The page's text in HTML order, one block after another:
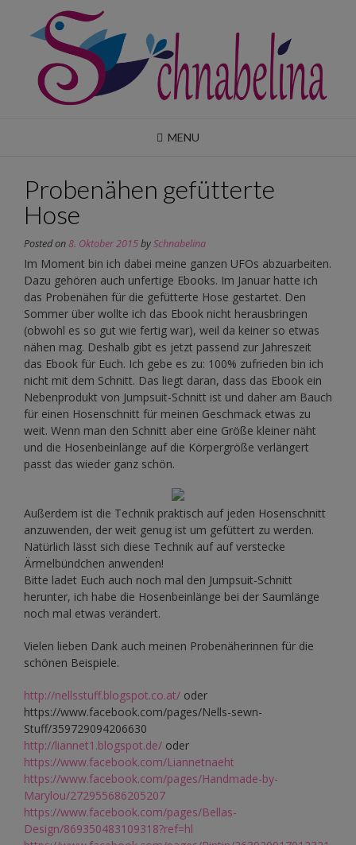
content
MENU
Probenähen gefütterte
Hose
Posted on8. Oktober 2015bySchnabelina
Im Moment bin ich dabei meine ganzen UFOs abzuarbeiten.
Dazu gehören auch unfertige Ebooks. Im Januar hatte ich
das Probenähen für die gefütterte Hose gestartet. Den
Sommer über wollte ich das Ebook nicht herausbringen
(obwohl es so gut wie fertig war), weil da keiner so etwas
nähen mag. Deshalb gibt es jetzt passend zur Jahreszeit
das Ebook für Euch. Ich gebe es zu: 100% zufrieden bin ich
nicht mit dem Schnitt. Das liegt daran, dass das Ebook ein
Nebenprodukt von Jumpsuit-Schnitt ist und daher am Bauch
für einen Hosenschnitt für meinen Geschmack etwas zu
weit. Wenn man den Schnitt aber eine Größe kleiner näht
und die Hosenbeinlänge auf die Körpergröße verlängert
passt das wieder ganz schön.
Außerdem ist die Technik praktisch auf jeden Hosenschnitt
anzuwenden, der weit genug ist um gefüttert zu werden.
Natürlich lässt sich diese Technik auf auf verstecke
Ärmelbündchen anwenden!
Bitte ladet Euch auch noch mal den Jumpsuit-Schnitt
herunter, ich habe die Hosenbeinlänge bei der Saumlänge
noch mal etwas verändert.
Vielen lieben Dank auch meinen Probenäherinnen für die
schönen Beispiele.
http://nellsstuff.blogspot.co.at/ oder
https://www.facebook.com/pages/Nells-sewn-
Stuff/359729094206630
http://liannet1.blogspot.de/ oder
https://www.facebook.com/Liannetnaeht
https://www.facebook.com/pages/Handmade-by-
Marylou/272955686205207
https://www.facebook.com/pages/Bellas-
Design/869350483109318?ref=hl